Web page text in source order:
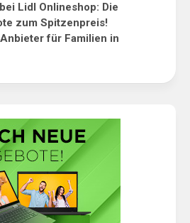
Lidl Onlineshop: Die
zum Spitzenpreis!
für Familien in